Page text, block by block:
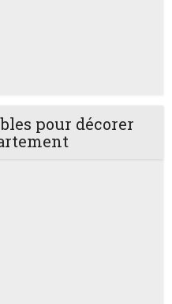
pour décorer